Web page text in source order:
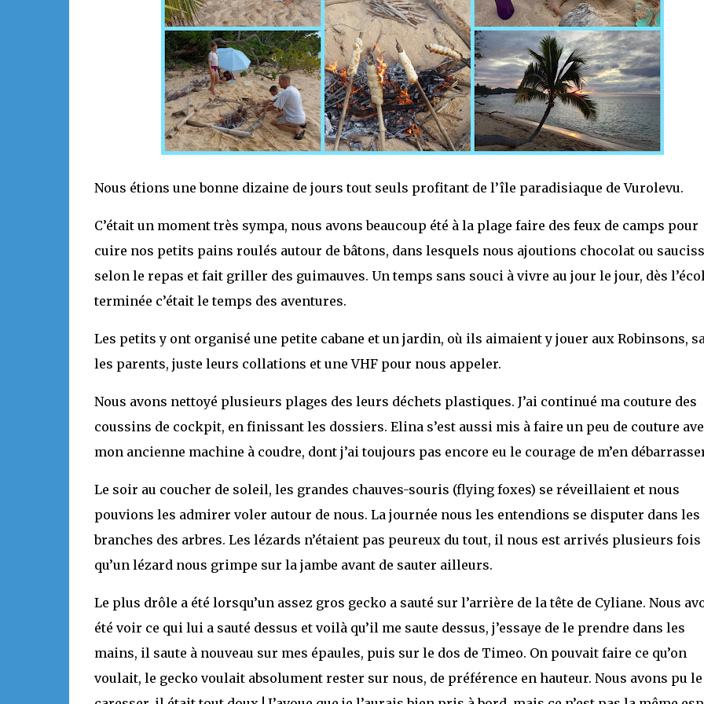
Nous étions une bonne dizaine de jours tout seuls profitant de l’île paradisiaque de Vurolevu.
C’était un moment très sympa, nous avons beaucoup été à la plage faire des feux de camps pour
cuire nos petits pains roulés autour de bâtons, dans lesquels nous ajoutions chocolat ou
selon le repas et fait griller des guimauves. Un temps sans souci à vivre au jour le jour, dès
terminée c’était le temps des aventures.
Les petits y ont organisé une petite cabane et un jardin, où ils aimaient y jouer aux Robinsons,
les parents, juste leurs collations et une VHF pour nous appeler.
Nous avons nettoyé plusieurs plages des leurs déchets plastiques. J’ai continué ma couture des
coussins de cockpit, en finissant les dossiers. Elina s’est aussi mis à faire un peu de couture
mon ancienne machine à coudre, dont j’ai toujours pas encore eu le courage de m’en
Le soir au coucher de soleil, les grandes chauves-souris (flying foxes) se réveillaient et nous
pouvions les admirer voler autour de nous. La journée nous les entendions se disputer dans les
branches des arbres. Les lézards n’étaient pas peureux du tout, il nous est arrivés plusieurs fois
qu’un lézard nous grimpe sur la jambe avant de sauter ailleurs.
Le plus drôle a été lorsqu’un assez gros gecko a sauté sur l’arrière de la tête de Cyliane. Nous
été voir ce qui lui a sauté dessus et voilà qu’il me saute dessus, j’essaye de le prendre dans les
mains, il saute à nouveau sur mes épaules, puis sur le dos de Timeo. On pouvait faire ce qu’on
voulait, le gecko voulait absolument rester sur nous, de préférence en hauteur. Nous avons pu le